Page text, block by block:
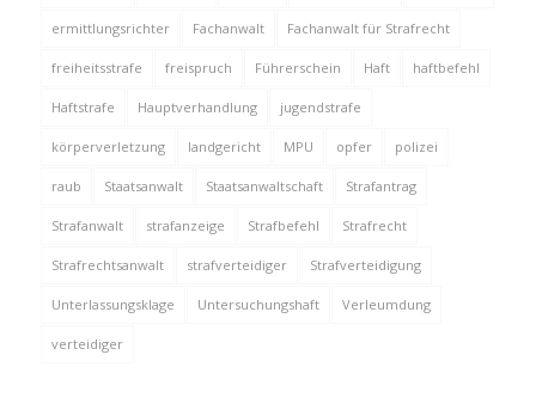
ermittlungsrichter Fachanwalt Fachanwalt für Strafrecht
freiheitsstrafe freispruch Führerschein Haft haftbefehl
Haftstrafe Hauptverhandlung jugendstrafe
körperverletzung landgericht MPU opfer polizei
raub Staatsanwalt Staatsanwaltschaft Strafantrag
Strafanwalt strafanzeige Strafbefehl Strafrecht
Strafrechtsanwalt strafverteidiger Strafverteidigung
Unterlassungsklage Untersuchungshaft Verleumdung
verteidiger